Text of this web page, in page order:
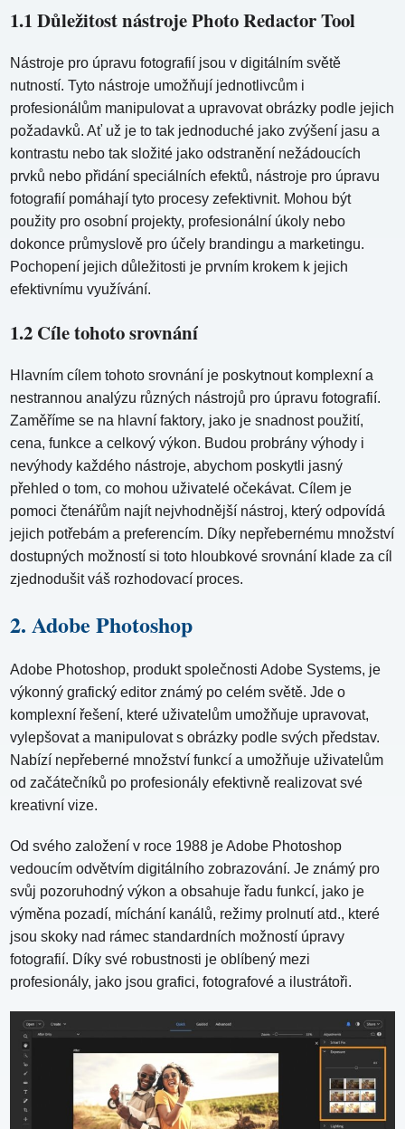
1.1 Důležitost nástroje Photo Redactor Tool
Nástroje pro úpravu fotografií jsou v digitálním světě
nutností. Tyto nástroje umožňují jednotlivcům i
profesionálům manipulovat a upravovat obrázky podle jejich
požadavků. Ať už je to tak jednoduché jako zvýšení jasu a
kontrastu nebo tak složité jako odstranění nežádoucích
prvků nebo přidání speciálních efektů, nástroje pro úpravu
fotografií pomáhají tyto procesy zefektivnit. Mohou být
použity pro osobní projekty, profesionální úkoly nebo
dokonce průmyslově pro účely brandingu a marketingu.
Pochopení jejich důležitosti je prvním krokem k jejich
efektivnímu využívání.
1.2 Cíle tohoto srovnání
Hlavním cílem tohoto srovnání je poskytnout komplexní a
nestrannou analýzu různých nástrojů pro úpravu fotografií.
Zaměříme se na hlavní faktory, jako je snadnost použití,
cena, funkce a celkový výkon. Budou probrány výhody i
nevýhody každého nástroje, abychom poskytli jasný
přehled o tom, co mohou uživatelé očekávat. Cílem je
pomoci čtenářům najít nejvhodnější nástroj, který odpovídá
jejich potřebám a preferencím. Díky nepřebernému množství
dostupných možností si toto hloubkové srovnání klade za cíl
zjednodušit váš rozhodovací proces.
2. Adobe Photoshop
Adobe Photoshop, produkt společnosti Adobe Systems, je
výkonný grafický editor známý po celém světě. Jde o
komplexní řešení, které uživatelům umožňuje upravovat,
vylepšovat a manipulovat s obrázky podle svých představ.
Nabízí nepřeberné množství funkcí a umožňuje uživatelům
od začátečníků po profesionály efektivně realizovat své
kreativní vize.
Od svého založení v roce 1988 je Adobe Photoshop
vedoucím odvětvím digitálního zobrazování. Je známý pro
svůj pozoruhodný výkon a obsahuje řadu funkcí, jako je
výměna pozadí, míchání kanálů, režimy prolnutí atd., které
jsou skoky nad rámec standardních možností úpravy
fotografií. Díky své robustnosti je oblíbený mezi
profesionály, jako jsou grafici, fotografové a ilustrátoři.